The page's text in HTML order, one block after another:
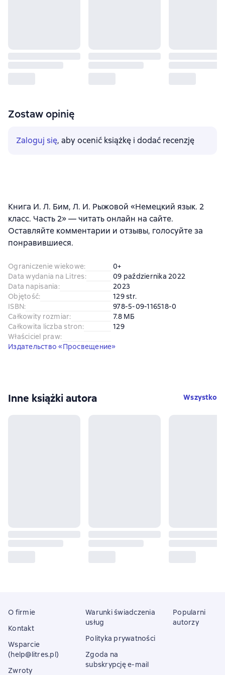
Zostaw opinię
Zaloguj się, aby ocenić książkę i dodać recenzję
Книга И. Л. Бим, Л. И. Рыжовой «Немецкий язык. 2
класс. Часть 2» — читать онлайн на сайте.
Оставляйте комментарии и отзывы, голосуйте за
понравившиеся.
Ograniczenie wiekowe:
0+
Data wydania na Litres:
09 października 2022
Data napisania:
2023
Objętość:
129 str.
ISBN:
978-5-09-116518-0
Całkowity rozmiar:
7.8 МБ
Całkowita liczba stron:
129
Właściciel praw:
Издательство «Просвещение»
Inne książki autora Wszystko
O firmie
Kontakt
Wsparcie
(help@litres.pl)
Zwroty
Warunki świadczenia
usług
Polityka prywatności
Zgoda na
subskrypcję e-mail
Popularni
autorzy